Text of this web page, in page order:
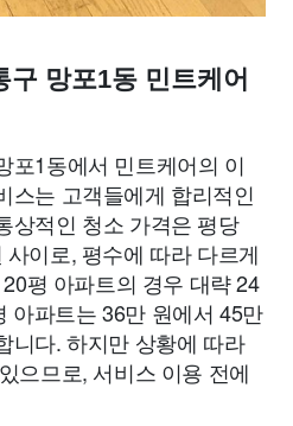
망포1동 민트케어
포1동에서 민트케어의 이
스는 고객들에게 합리적인
상적인 청소 가격은 평당
이로, 평수에 따라 다르게
평 아파트의 경우 대략 24
아파트는 36만 원에서 45만
니다. 하지만 상황에 따라
으므로, 서비스 이용 전에